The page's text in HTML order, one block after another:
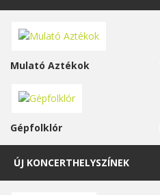
Mulató Aztékok
Gépfolklór
ÚJ KONCERTHELYSZÍNEK